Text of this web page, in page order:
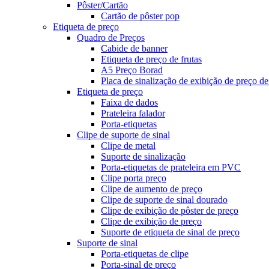
Pôster/Cartão
Cartão de pôster pop
Etiqueta de preço
Quadro de Preços
Cabide de banner
Etiqueta de preço de frutas
A5 Preço Borad
Placa de sinalização de exibição de preço
Etiqueta de preço
Faixa de dados
Prateleira falador
Porta-etiquetas
Clipe de suporte de sinal
Clipe de metal
Suporte de sinalização
Porta-etiquetas de prateleira em PVC
Clipe porta preço
Clipe de aumento de preço
Clipe de suporte de sinal dourado
Clipe de exibição de pôster de preço
Clipe de exibição de preço
Suporte de etiqueta de sinal de preço
Suporte de sinal
Porta-etiquetas de clipe
Porta-sinal de preço